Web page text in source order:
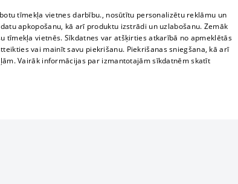
tīmekļa vietnes darbību., nosūtītu personalizētu reklāmu un
apkopošanu, kā arī produktu izstrādi un uzlabošanu. Zemāk
vietnēs. Sīkdatnes var atšķirties atkarībā no apmeklētās
vai mainīt savu piekrišanu. Piekrišanas sniegšana, kā arī
Vairāk informācijas par izmantotajām sīkdatnēm skatīt